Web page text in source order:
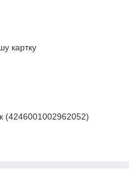
картку
(4246001002962052)